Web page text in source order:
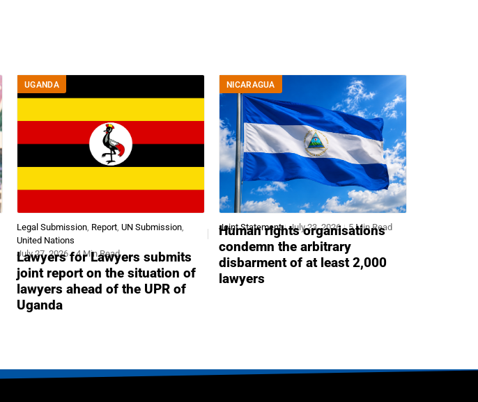
UGANDA
Legal Submission, Report, UN Submission,
United Nations
July 27, 2026
4 Min Read
Lawyers for Lawyers submits
joint report on the situation of
lawyers ahead of the UPR of
Uganda
NICARAGUA
Joint Statement July 23, 2026 5 Min Read
Human rights organisations
condemn the arbitrary
disbarment of at least 2,000
lawyers